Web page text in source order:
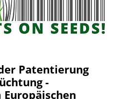
Patentierung
-